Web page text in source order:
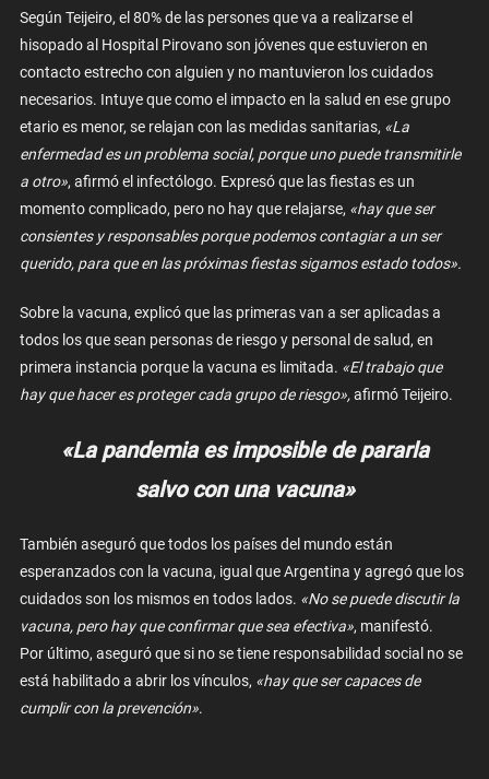
Según Teijeiro, el 80% de las persones que va a realizarse el
hisopado al Hospital Pirovano son jóvenes que estuvieron en
contacto estrecho con alguien y no mantuvieron los cuidados
necesarios. Intuye que como el impacto en la salud en ese grupo
etario es menor, se relajan con las medidas sanitarias, «La
enfermedad es un problema social, porque uno puede transmitirle
a otro», afirmó el infectólogo. Expresó que las fiestas es un
momento complicado, pero no hay que relajarse, «hay que ser
consientes y responsables porque podemos contagiar a un ser
querido, para que en las próximas fiestas sigamos estado todos».
Sobre la vacuna, explicó que las primeras van a ser aplicadas a
todos los que sean personas de riesgo y personal de salud, en
primera instancia porque la vacuna es limitada. «El trabajo que
hay que hacer es proteger cada grupo de riesgo»,afirmó Teijeiro.
«La pandemia es imposible de pararla
salvo con una vacuna»
También aseguró que todos los países del mundo están
esperanzados con la vacuna, igual que Argentina y agregó que los
cuidados son los mismos en todos lados. «No se puede discutir la
vacuna, pero hay que confirmar que sea efectiva», manifestó.
Por último, aseguró que si no se tiene responsabilidad social no se
está habilitado a abrir los vínculos, «hay que ser capaces de
cumplir con la prevención».